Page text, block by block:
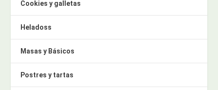
Cookies y galletas
Heladoss
Masas y Básicos
Postres y tartas